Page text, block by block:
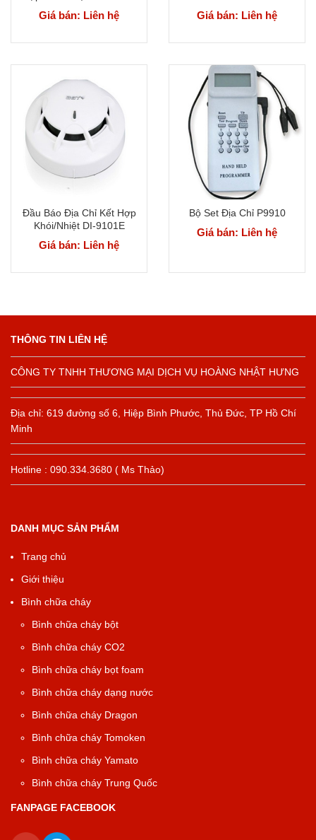
Giá bán: Liên hệ Giá bán: Liên hệ
Đầu Báo Địa Chỉ Kết Hợp
Khói/Nhiệt DI-9101E
Giá bán: Liên hệ
Bộ Set Địa Chỉ P9910
Giá bán: Liên hệ
THÔNG TIN LIÊN HỆ
CÔNG TY TNHH THƯƠNG MẠI DỊCH VỤ HOÀNG NHẬT HƯNG
Địa chỉ: 619 đường số 6, Hiệp Bình Phước, Thủ Đức, TP Hồ Chí
Minh
Hotline : 090.334.3680 ( Ms Thảo)
DANH MỤC SẢN PHẨM
Trang chủ
Giới thiệu
Bình chữa cháy
Bình chữa cháy bột
Bình chữa cháy CO2
Bình chữa cháy bọt foam
Bình chữa cháy dạng nước
Bình chữa cháy Dragon
Bình chữa cháy Tomoken
Bình chữa cháy Yamato
Bình chữa cháy Trung Quốc
FANPAGE FACEBOOK